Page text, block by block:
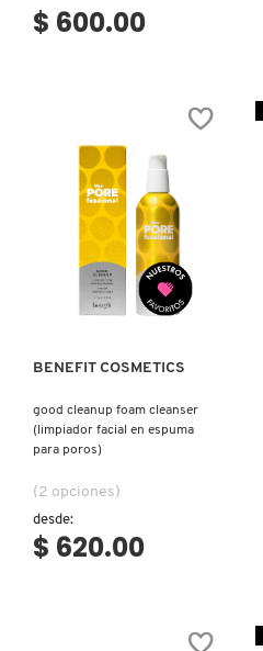
VERSACE
YVES SAINT LAURENT
$ 600.00
Ver más
BENEFIT COSMETICS
good cleanup foam cleanser
(limpiador facial en espuma
para poros)
(2 opciones)
desde:
$ 620.00